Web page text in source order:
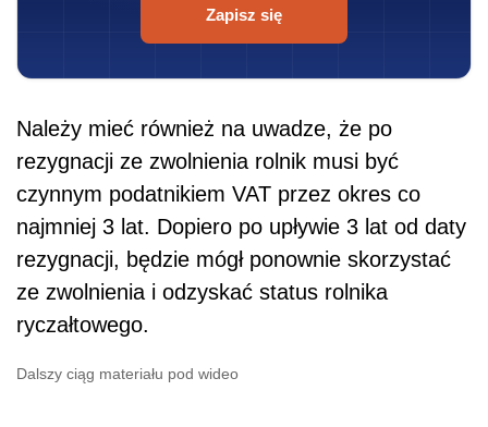
Zapisz się
Należy mieć również na uwadze, że po
rezygnacji ze zwolnienia rolnik musi być
czynnym podatnikiem VAT przez okres co
najmniej 3 lat. Dopiero po upływie 3 lat od daty
rezygnacji, będzie mógł ponownie skorzystać
ze zwolnienia i odzyskać status rolnika
ryczałtowego.
Dalszy ciąg materiału pod wideo